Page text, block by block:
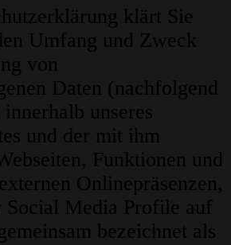
klärt Sie
Umfang und Zweck
von
Daten (nachfolgend
unseres
und der mit ihm
Funktionen und
Onlinepräsenzen,
Social Media Profile auf
bezeichnet als